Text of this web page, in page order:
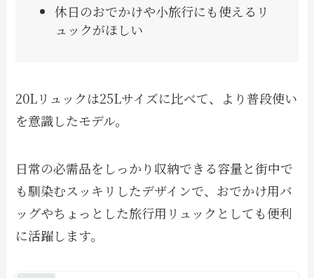
休日のおでかけや小旅行にも使えるリ
ュックがほしい
20Lリュックは25Lサイズに比べて、より普段使い
を意識したモデル。
日常の必需品をしっかり収納できる容量と街中で
も馴染むスッキリしたデザインで、おでかけ用バ
ッグやちょっとした旅行用リュックとしても便利
に活躍します。